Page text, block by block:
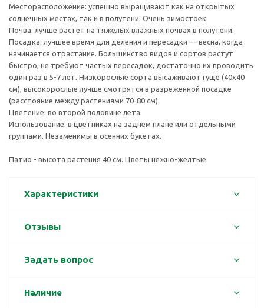
Месторасположение: успешно выращивают как на открытых
солнечных местах, так и в полутени. Очень зимостоек.
Почва: лучше растет на тяжелых влажных почвах в полутени.
Посадка: лучшее время для деления и пересадки — весна, когда
начинается отрастание. Большинство видов и сортов растут
быстро, не требуют частых пересадок, достаточно их проводить
один раз в 5-7 лет. Низкорослые сорта высаживают гуще (40х40
см), высокорослые лучше смотрятся в разреженной посадке
(расстояние между растениями 70-80 см).
Цветение: во второй половине лета.
Использование: в цветниках на заднем плане или отдельными
группами. Незаменимы в осенних букетах.
Патио - высота растения 40 см. Цветы нежно-желтые.
Характеристики
Отзывы
Задать вопрос
Наличие